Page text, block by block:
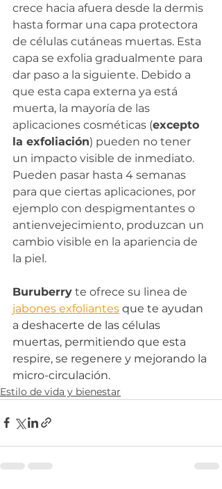
crece hacia afuera desde la dermis
hasta formar una capa protectora
de células cutáneas muertas. Esta
capa se exfolia gradualmente para
dar paso a la siguiente. Debido a
que esta capa externa ya está
muerta, la mayoría de las
aplicaciones cosméticas (excepto
la exfoliación) pueden no tener
un impacto visible de inmediato.
Pueden pasar hasta 4 semanas
para que ciertas aplicaciones, por
ejemplo con despigmentantes o
antienvejecimiento, produzcan un
cambio visible en la apariencia de
la piel.
Buruberry te ofrece su linea de
jabones exfoliantes que te ayudan
a deshacerte de las células
muertas, permitiendo que esta
respire, se regenere y mejorando la
micro-circulación.
Estilo de vida y bienestar